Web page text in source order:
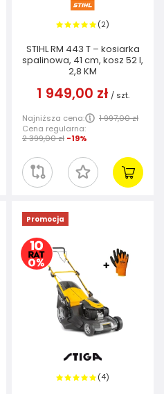
(2)
STIHL RM 443 T – kosiarka
spalinowa, 41 cm, kosz 52 l,
2,8 KM
1 949,00 zł / szt.
Najniższa cena:
1 997,00 zł
Cena regularna:
2 399,00 zł -19%
Promocja
(4)